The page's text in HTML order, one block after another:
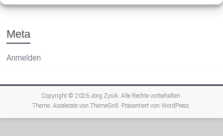
Meta
Anmelden
Copyright © 2026 Jörg Zysik. Alle Rechte vorbehalten.
Theme: Acceleratevon ThemeGrill. Präsentiert von WordPress.